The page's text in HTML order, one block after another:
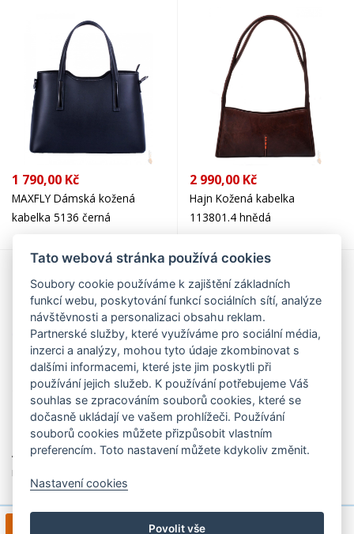
1 790,00 Kč
MAXFLY Dámská kožená
kabelka 5136 černá
2 990,00 Kč
Hajn Kožená kabelka
113801.4 hnědá
2 990,00 Kč
Arwel Kožená velká taška na
notebook 212-2187 černá
489,00 Kč
SEGALI Kožená kabelka -
1 / 12
Tato webová stránka používá cookies
Soubory cookie používáme k zajištění základních
funkcí webu, poskytování funkcí sociálních sítí, analýze
návštěvnosti a personalizaci obsahu reklam.
Partnerské služby, které využíváme pro sociální média,
inzerci a analýzy, mohou tyto údaje zkombinovat s
dalšími informacemi, které jste jim poskytli při
používání jejich služeb. K používání potřebujeme Váš
souhlas se zpracováním souborů cookies, které se
dočasně ukládají ve vašem prohlížeči. Používání
souborů cookies můžete přizpůsobit vlastním
preferencím. Toto nastavení můžete kdykoliv změnit.
Nastavení cookies
Povolit vše